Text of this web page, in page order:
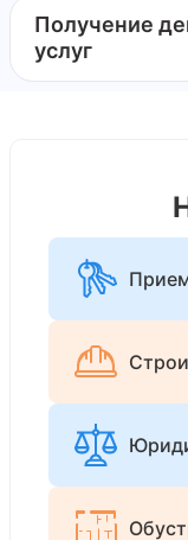
Получение
услуг